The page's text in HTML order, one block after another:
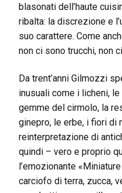
blasonati dell’haute
ribalta: la discrezione e
suo carattere. Come
non ci sono trucchi, non
Da trent’anni Gilmozzi
inusuali come i licheni,
gemme del cirmolo, la
ginepro, le erbe, i fiori di
reinterpretazione di
quindi – vero e proprio
l’emozionante
carciofo di terra, zucca,